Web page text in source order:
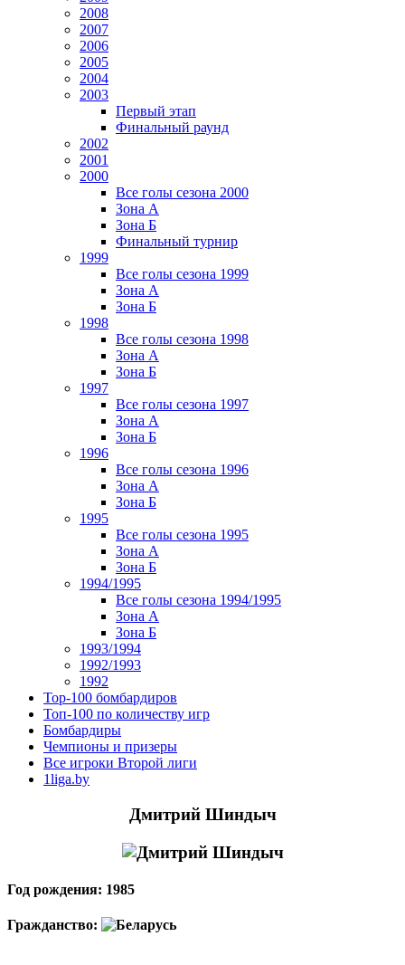
2008
2007
2006
2005
2004
2003
Первый этап
Финальный раунд
2002
2001
2000
Все голы сезона 2000
Зона А
Зона Б
Финальный турнир
1999
Все голы сезона 1999
Зона А
Зона Б
1998
Все голы сезона 1998
Зона А
Зона Б
1997
Все голы сезона 1997
Зона А
Зона Б
1996
Все голы сезона 1996
Зона А
Зона Б
1995
Все голы сезона 1995
Зона А
Зона Б
1994/1995
Все голы сезона 1994/1995
Зона А
Зона Б
1993/1994
1992/1993
1992
Top-100 бомбардиров
Топ-100 по количеству игр
Бомбардиры
Чемпионы и призеры
Все игроки Второй лиги
1liga.by
Дмитрий Шиндыч
Год рождения: 1985
Гражданство: